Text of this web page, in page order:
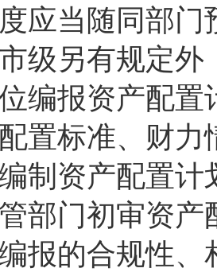
应当随同部
级另有规定
位编报资产配
置标准、财
制资产配置计
管部门初审资
报的合规性